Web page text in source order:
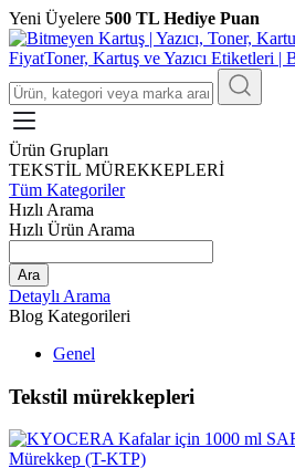
Yeni Üyelere 500 TL Hediye Puan
Ürün Grupları
TEKSTİL MÜREKKEPLERİ
Tüm Kategoriler
Hızlı Arama
Hızlı Ürün Arama
Ara
Detaylı Arama
Blog Kategorileri
Genel
Tekstil mürekkepleri